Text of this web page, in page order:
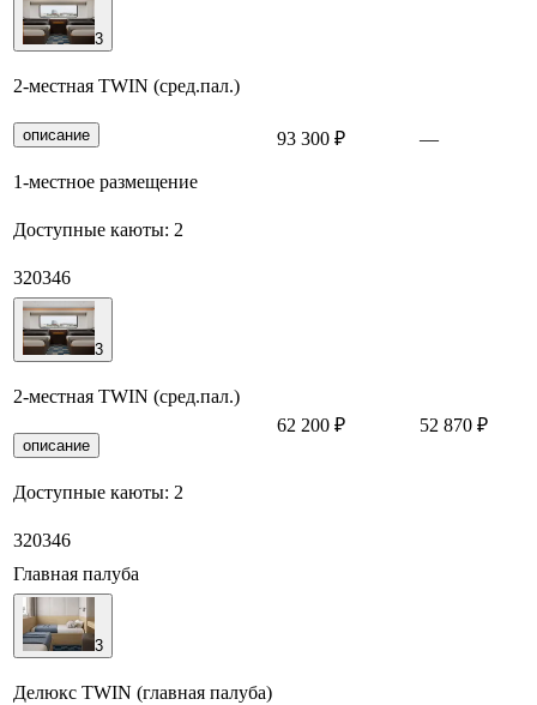
3
2-местная TWIN (сред.пал.)
описание
1-местное размещение
Доступные каюты: 2
320346
93 300 ₽ —
3
2-местная TWIN (сред.пал.)
описание
Доступные каюты: 2
320346
62 200 ₽ 52 870 ₽
Главная палуба
3
Делюкс TWIN (главная палуба)